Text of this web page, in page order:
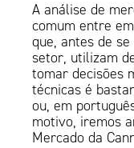
A análise de
comum entre
que, antes de
setor, utilizam
tomar decisões
técnicas é
ou, em
motivo, iremos
Mercado da